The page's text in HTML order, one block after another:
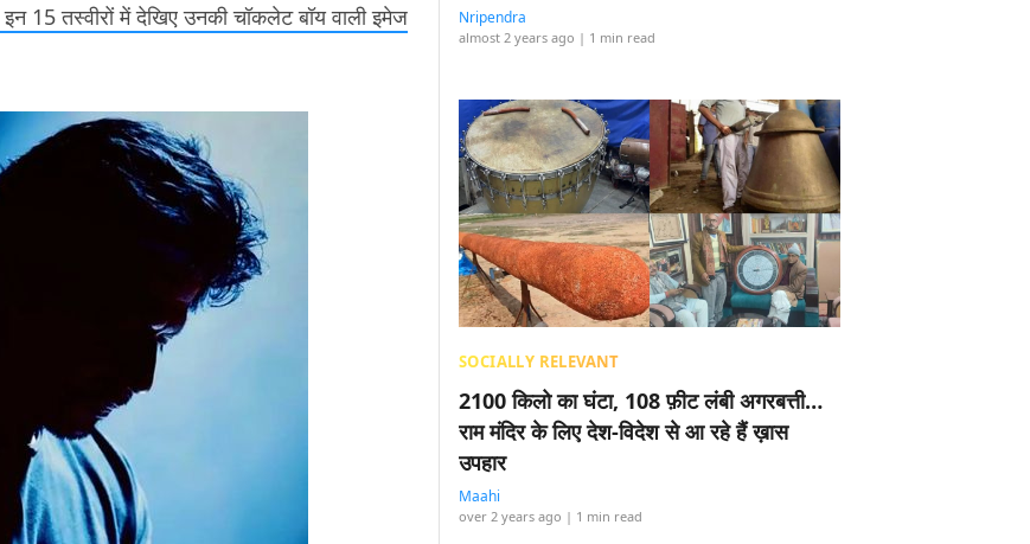
15 तस्वीरों में देखिए उनकी चॉकलेट बॉय वाली इमेज
Nripendra
almost 2 years ago | 1 min read
SOCIALLY RELEVANT
2100 किलो का घंटा, 108 फ़ीट लंबी अगरबत्ती…
राम मंदिर के लिए देश-विदेश से आ रहे हैं ख़ास
उपहार
Maahi
over 2 years ago | 1 min read